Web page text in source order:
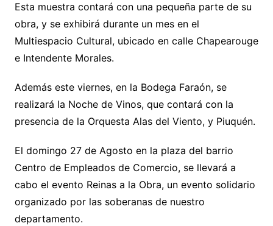
Esta muestra contará con una pequeña parte de su
obra, y se exhibirá durante un mes en el
Multiespacio Cultural, ubicado en calle Chapearouge
e Intendente Morales.
Además este viernes, en la Bodega Faraón, se
realizará la Noche de Vinos, que contará con la
presencia de la Orquesta Alas del Viento, y Piuquén.
El domingo 27 de Agosto en la plaza del barrio
Centro de Empleados de Comercio, se llevará a
cabo el evento Reinas a la Obra, un evento solidario
organizado por las soberanas de nuestro
departamento.